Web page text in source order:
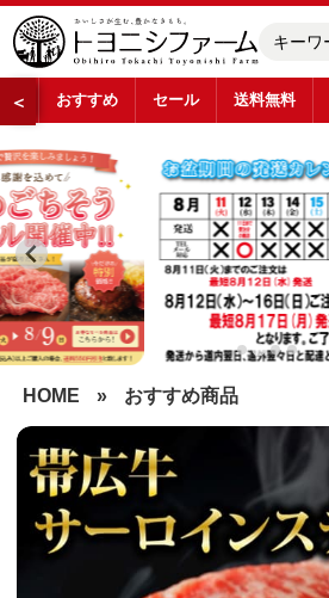
＜ おすすめ セール 送料無料
HOME » おすすめ商品